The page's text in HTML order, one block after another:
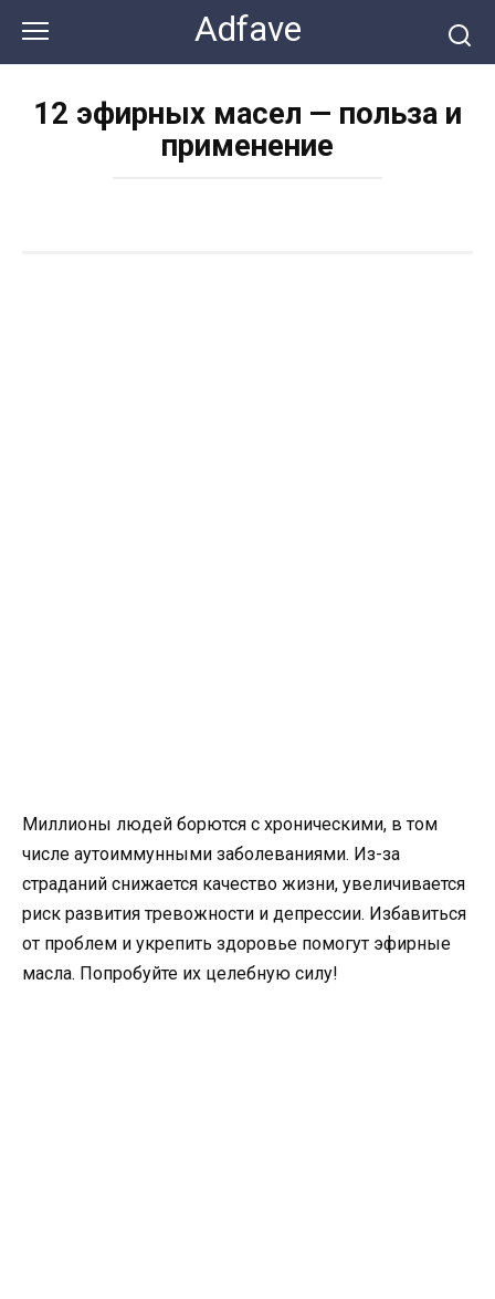
контенту
Adfave
12 эфирных масел — польза и
применение
Миллионы людей борются с хроническими, в том
числе аутоиммунными заболеваниями. Из-за
страданий снижается качество жизни, увеличивается
риск развития тревожности и депрессии. Избавиться
от проблем и укрепить здоровье помогут эфирные
масла. Попробуйте их целебную силу!